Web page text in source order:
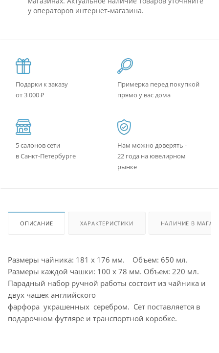
у операторов интернет-магазина.
Подарки к заказу
от 3 000 ₽
Примерка перед покупкой
прямо у вас дома
5 салонов сети
в Санкт-Петербурге
Нам можно доверять -
22 года на ювелирном
рынке
ОПИСАНИЕ ХАРАКТЕРИСТИКИ НАЛИЧИЕ В
Размеры чайника: 181 x 176 мм. Объем: 650 мл.
Размеры каждой чашки: 100 x 78 мм. Объем: 220 мл.
Парадный набор ручной работы состоит из чайника и
двух чашек английского
фарфора украшенных серебром. Сет поставляется в
подарочном футляре и транспортной коробке.